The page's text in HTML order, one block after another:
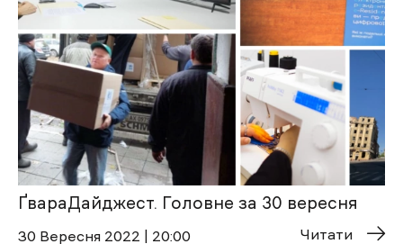
ҐвараДайджест. Головне за 30 вересня
30 Вересня 2022 | 20:00 Читати